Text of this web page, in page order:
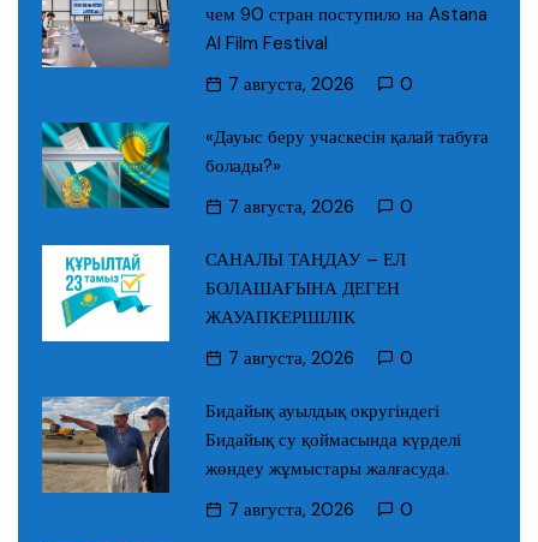
чем 90 стран поступило на Astana
AI Film Festival
7 августа, 2026
0
«Дауыс беру учаскесін қалай табуға
болады?»
7 августа, 2026
0
САНАЛЫ ТАҢДАУ – ЕЛ
БОЛАШАҒЫНА ДЕГЕН
ЖАУАПКЕРШІЛІК
7 августа, 2026
0
Бидайық ауылдық округіндегі
Бидайық су қоймасында күрделі
жөндеу жұмыстары жалғасуда.
7 августа, 2026
0